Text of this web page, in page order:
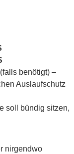
(falls benötigt) –
Auslaufschutz
soll bündig sitzen,
nirgendwo